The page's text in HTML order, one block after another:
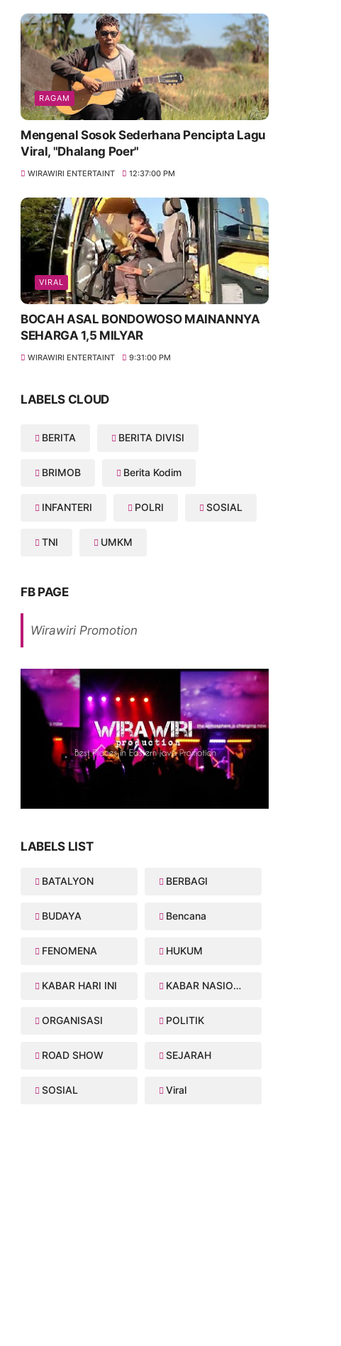
RAGAM
Mengenal Sosok Sederhana Pencipta Lagu
Viral, "Dhalang Poer"
WIRAWIRI ENTERTAINT 12:37:00 PM
VIRAL
BOCAH ASAL BONDOWOSO MAINANNYA
SEHARGA 1,5 MILYAR
WIRAWIRI ENTERTAINT 9:31:00 PM
LABELS CLOUD
BERITA BERITA DIVISI
BRIMOB Berita Kodim
INFANTERI POLRI SOSIAL
TNI UMKM
FB PAGE
Wirawiri Promotion
LABELS LIST
BATALYON BERBAGI
BUDAYA Bencana
FENOMENA HUKUM
KABAR HARI INI KABAR NASIONAL
ORGANISASI POLITIK
ROAD SHOW SEJARAH
SOSIAL Viral